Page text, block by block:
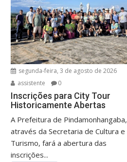
segunda-feira, 3 de agosto de 2026
assistente
0
Inscrições para City Tour
Historicamente Abertas
A Prefeitura de Pindamonhangaba,
através da Secretaria de Cultura e
Turismo, fará a abertura das
inscrições...